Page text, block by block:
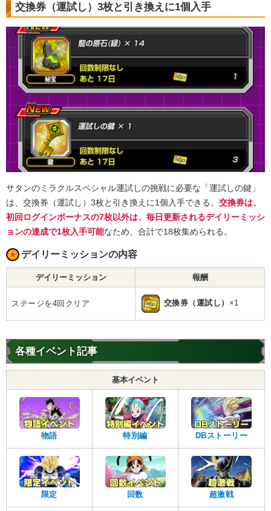
交換券（運試し）3枚と引き換えに1個入手
サタンのミラクルスペシャル運試しの挑戦に必要な「運試しの鍵」
は、交換券（運試し）3枚と引き換えに1個入手できる。 交換券は、
初回ログインボーナスの7枚以外は、毎日更新されるデイリーミッシ
ョンの達成で1枚入手可能なため、合計で18枚集められる。
デイリーミッションの内容
デイリーミッション 報酬
ステージを4回クリア 交換券（運試し） ×1
各種イベント記事
基本イベント
物語 特別編 DBストーリー
限定 回数 超激戦